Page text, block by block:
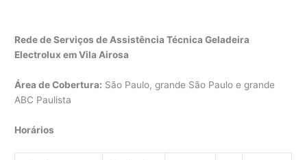
Rede de Serviços de Assistência Técnica Geladeira
Electrolux em Vila Airosa
Área de Cobertura: São Paulo, grande São Paulo e grande
ABC Paulista
Horários